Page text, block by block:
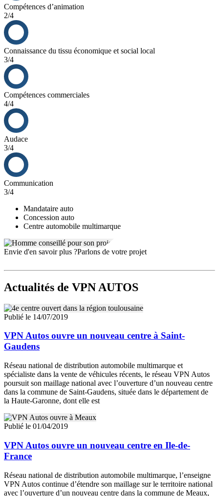
Compétences d’animation
2/4
Connaissance du tissu économique et social local
3/4
Compétences commerciales
4/4
Audace
3/4
Communication
3/4
Mandataire auto
Concession auto
Centre automobile multimarque
Envie d'en savoir plus ?Parlons de votre projet
Actualités de VPN AUTOS
Publié le 14/07/2019
VPN Autos ouvre un nouveau centre à Saint-
Gaudens
Réseau national de distribution automobile multimarque et
spécialiste dans la vente de véhicules récents, le réseau VPN Autos
poursuit son maillage national avec l’ouverture d’un nouveau centre
dans la commune de Saint-Gaudens, située dans le département de
la Haute-Garonne, dont elle est
Publié le 01/04/2019
VPN Autos ouvre un nouveau centre en Ile-de-
France
Réseau national de distribution automobile multimarque, l’enseigne
VPN Autos continue d’étendre son maillage sur le territoire national
avec l’ouverture d’un nouveau centre dans la commune de Meaux,